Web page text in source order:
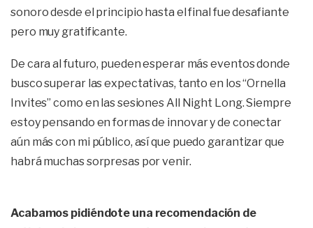
sonoro desde el principio hasta el final fue desafiante
pero muy gratificante.
De cara al futuro, pueden esperar más eventos donde
busco superar las expectativas, tanto en los “Ornella
Invites” como en las sesiones All Night Long. Siempre
estoy pensando en formas de innovar y de conectar
aún más con mi público, así que puedo garantizar que
habrá muchas sorpresas por venir.
Acabamos pidiéndote una recomendación de